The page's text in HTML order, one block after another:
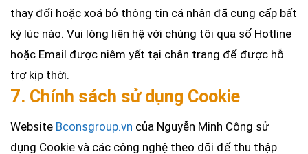
thay đổi hoặc xoá bỏ thông tin cá nhân đã cung cấp bất
kỳ lúc nào. Vui lòng liên hệ với chúng tôi qua số Hotline
hoặc Email được niêm yết tại chân trang để được hỗ
trợ kịp thời.
7. Chính sách sử dụng Cookie
Website Bconsgroup.vn của Nguyễn Minh Công sử
dụng Cookie và các công nghệ theo dõi để thu thập